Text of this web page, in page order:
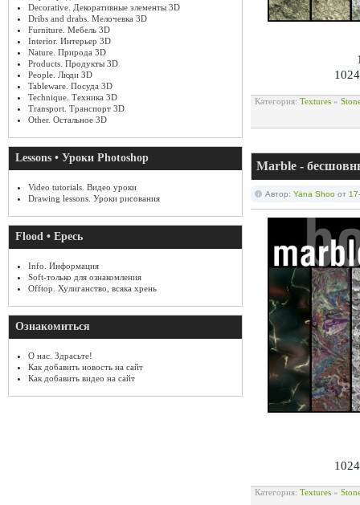
Decorative. Декоративные элементы 3D
Dribs and drabs. Мелочевка 3D
Furniture. Мебель 3D
Interior. Интерьер 3D
Nature. Природа 3D
Products. Продукты 3D
People. Люди 3D
Tableware. Посуда 3D
Technique. Техника 3D
Transport. Транспорт 3D
Other. Остальное 3D
Lessons • Уроки Photoshop
Video tutorials. Видео уроки
Drawing lessons. Уроки рисования
Flood • Ересь
Info. Информация
Soft-только для ознакомления
Offtop. Хулиганство, всяка хрень
Ознакомиться
О нас. Здрасьте!
Как добавить новость на сайт
Как добавить видео на сайт
Категория: Textures »
Marble -
Автор: Yana Shoo от
Категория: Textures »